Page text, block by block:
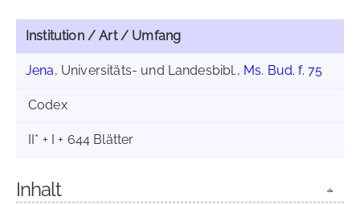
Institution / Art / Umfang
Jena, Universitäts- und Landesbibl., Ms. Bud. f. 75
Codex
II* + I + 644 Blätter
Inhalt